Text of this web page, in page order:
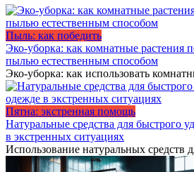
Пыль: как победить
Эко-уборка: как комнатные растения
пылью естественным способом
Эко-уборка: как использовать
Пятна: экстренная помощь
Натуральные средства для быстрого
в экстренных ситуациях
Использование натуральных средств